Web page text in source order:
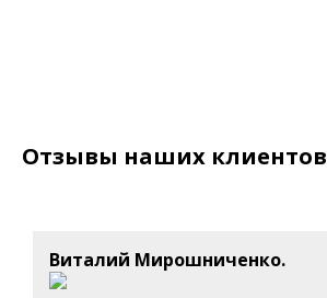
Отзывы наших клиентов
Виталий Мирошниченко.